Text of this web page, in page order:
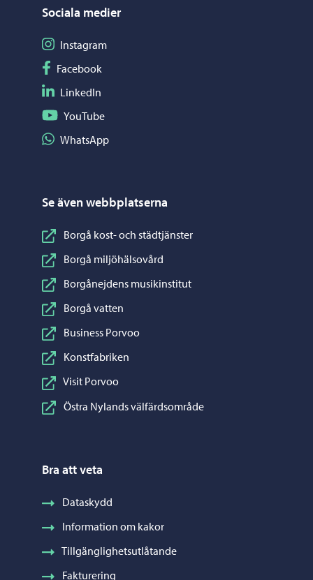
Sociala medier
Följ på Instagram
Instagram
Följ på Facebook
Facebook
Följ på LinkedIn
LinkedIn
Följ på YouTube
YouTube
Dela på WhatsApp
WhatsApp
Se även webbplatserna
Borgå kost- och städtjänster
Borgå miljöhälsovård
Borgånejdens musikinstitut
Borgå vatten
Business Porvoo
Konstfabriken
Visit Porvoo
Östra Nylands välfärdsområde
Bra att veta
Dataskydd
Information om kakor
Tillgänglighetsutlåtande
Fakturering